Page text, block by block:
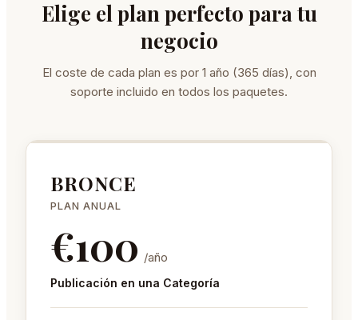
Elige el plan perfecto para tu
negocio
El coste de cada plan es por 1 año (365 días), con
soporte incluido en todos los paquetes.
BRONCE
PLAN ANUAL
€100 /año
Publicación en una Categoría